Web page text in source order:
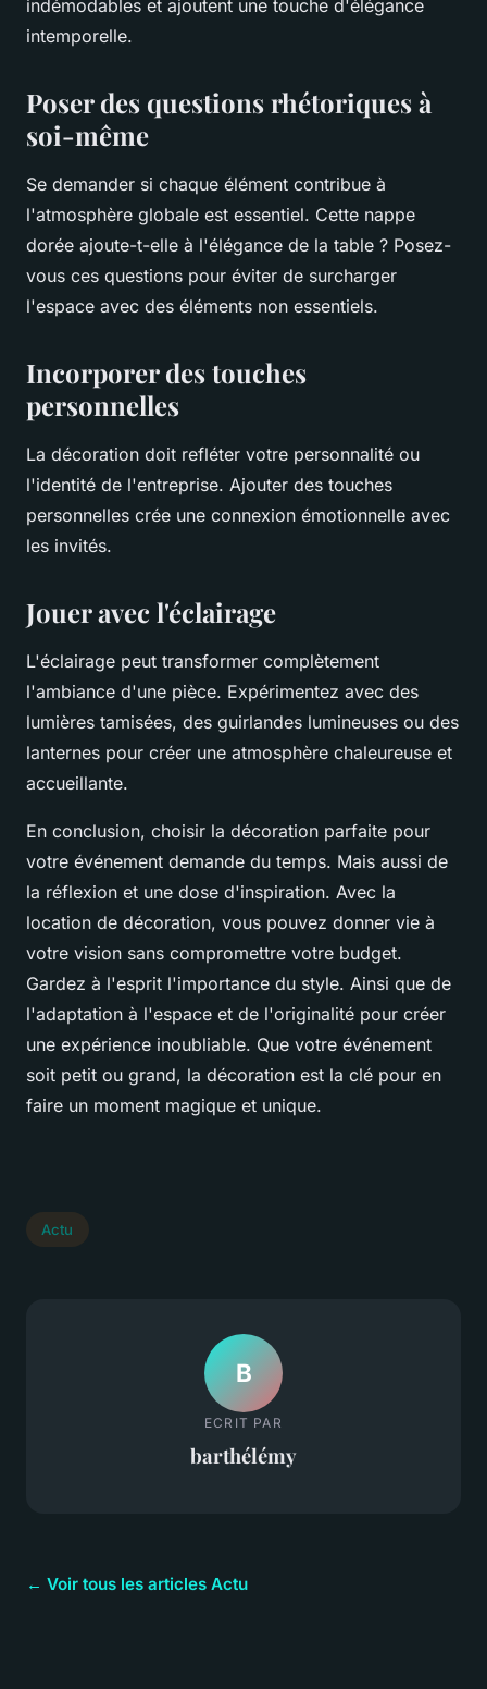
indémodables et ajoutent une touche d'élégance
intemporelle.
Poser des questions rhétoriques à
soi-même
Se demander si chaque élément contribue à
l'atmosphère globale est essentiel. Cette nappe
dorée ajoute-t-elle à l'élégance de la table ? Posez-
vous ces questions pour éviter de surcharger
l'espace avec des éléments non essentiels.
Incorporer des touches
personnelles
La décoration doit refléter votre personnalité ou
l'identité de l'entreprise. Ajouter des touches
personnelles crée une connexion émotionnelle avec
les invités.
Jouer avec l'éclairage
L'éclairage peut transformer complètement
l'ambiance d'une pièce. Expérimentez avec des
lumières tamisées, des guirlandes lumineuses ou des
lanternes pour créer une atmosphère chaleureuse et
accueillante.
En conclusion, choisir la décoration parfaite pour
votre événement demande du temps. Mais aussi de
la réflexion et une dose d'inspiration. Avec la
location de décoration, vous pouvez donner vie à
votre vision sans compromettre votre budget.
Gardez à l'esprit l'importance du style. Ainsi que de
l'adaptation à l'espace et de l'originalité pour créer
une expérience inoubliable. Que votre événement
soit petit ou grand, la décoration est la clé pour en
faire un moment magique et unique.
Actu
B
ECRIT PAR
barthélémy
← Voir tous les articles Actu